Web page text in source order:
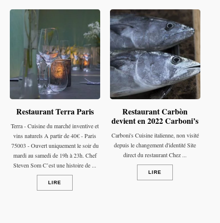
Restaurant Terra Paris
Terra - Cuisine du marché inventive et
vins naturels A partir de 40€ - Paris
75003 - Ouvert uniquement le soir du
mardi au samedi de 19h à 23h. Chef
Steven Som C’est une histoire de ...
LIRE
Restaurant Carbòn
devient en 2022 Carboni’s
Carboni's Cuisine italienne, non visité
depuis le changement d'identité Site
direct du restaurant Chez ...
LIRE